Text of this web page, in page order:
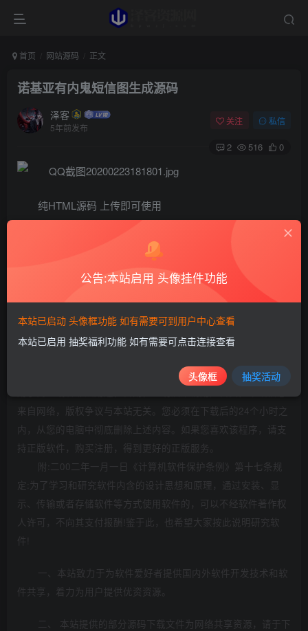
首页 网站源码 正文
诺基亚有内鬼短信图生成源码
泽客
5年前发布
关注 私信
2 516 0
纯HTML源码 上传即可使用
此处内容已隐藏，请评论后刷新页面查看.
本站所发布的一切资源仅限用于学习和研究目的;不得将上述内容
来自网络，版权争议与本站无关。您必须在下载后的24个小时之
内，从您的电脑中彻底删除上述内容。如果您喜欢该程序，请支
持正版软件，购买注册，得到更好的正版服务。
附:二00二年一月一日《计算机软件保护条例》第十七条规
定:为了学习和研究软件内含的设计思想和原理，通过安装、显
示、传输或者存储软件等方式使用软件的，可以不经软件著作权
人许可，不向其支付报酬!鉴于此，也希望大家按此说明研究软
件!
一、本站致力于为软件爱好者提供国内外软件开发技术和软
件共享，着力为用户提供优资资源。
二、 本站提供的部分源码下载文件为网络共享资源，请于下
公告:本站启用 头像挂件功能
本站已启动 头像框功能 如有需要可到用户中心查看
本站已启用 抽奖福利功能 如有需要可点击连接查看
头像框 抽奖活动